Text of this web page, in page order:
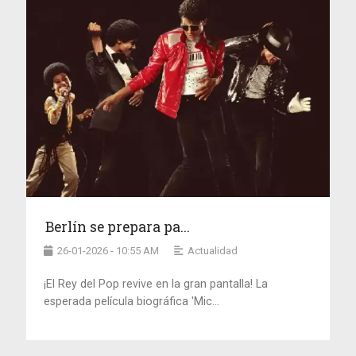
Berlín se prepara pa...
26-01-2026 - 10:55 AM Actualidad
¡El Rey del Pop revive en la gran pantalla! La
esperada película biográfica 'Mic...